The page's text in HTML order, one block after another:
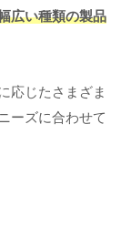
広い種類の製品
応じたさまざま
ーズに合わせて